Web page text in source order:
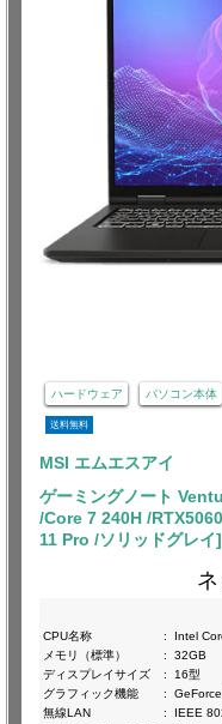
ハードウェア パソコン本体
送料無料
MSI エムエスアイ
ゲーミングノート
/Core 7 240H /
11 Pro /ソリッドグレイ]
ネ
CPU名称
:
Intel
メモリ（標準）
:
32GB
ディスプレイサイズ
:
16型
グラフィック機能
:
無線LAN
:
IEEE